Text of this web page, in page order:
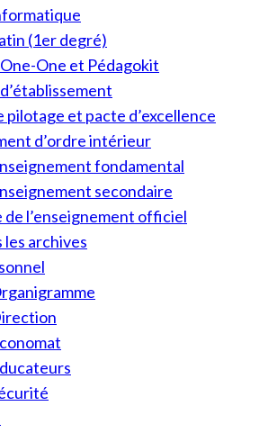
(1er degré)
One et Pédagokit
pilotage et pacte d’excellence
d’ordre intérieur
fondamental
secondaire
de l’enseignement officiel
les archives